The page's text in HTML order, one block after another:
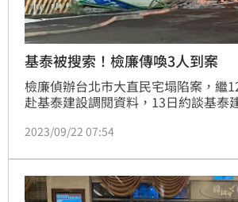
基泰被搜索！檢廉傳喚3人到案
檢廉偵辦台北市大直民宅塌陷案，繼
赴基泰建設調閱資料，13日約談基泰
兵分10路搜索包括基泰建設總部在內
2023/09/22 07:54